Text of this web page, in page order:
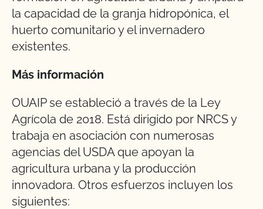
la capacidad de la granja hidropónica, el
huerto comunitario y el invernadero
existentes.
Más información
OUAIP se estableció a través de la Ley
Agrícola de 2018. Está dirigido por NRCS y
trabaja en asociación con numerosas
agencias del USDA que apoyan la
agricultura urbana y la producción
innovadora. Otros esfuerzos incluyen los
siguientes: